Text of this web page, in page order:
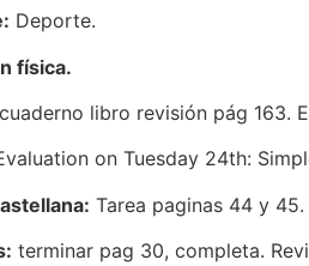
Deporte.
física.
cuaderno libro revisión pág 163.
on Tuesday 24th:
Tarea paginas 44 y
terminar pag 30, completa.